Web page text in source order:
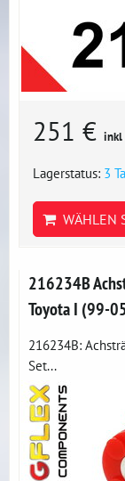
251 € inkl
Lagerstatus: 3
WÄHLEN
216234B
Toyota I (99-
216234B:
Set...